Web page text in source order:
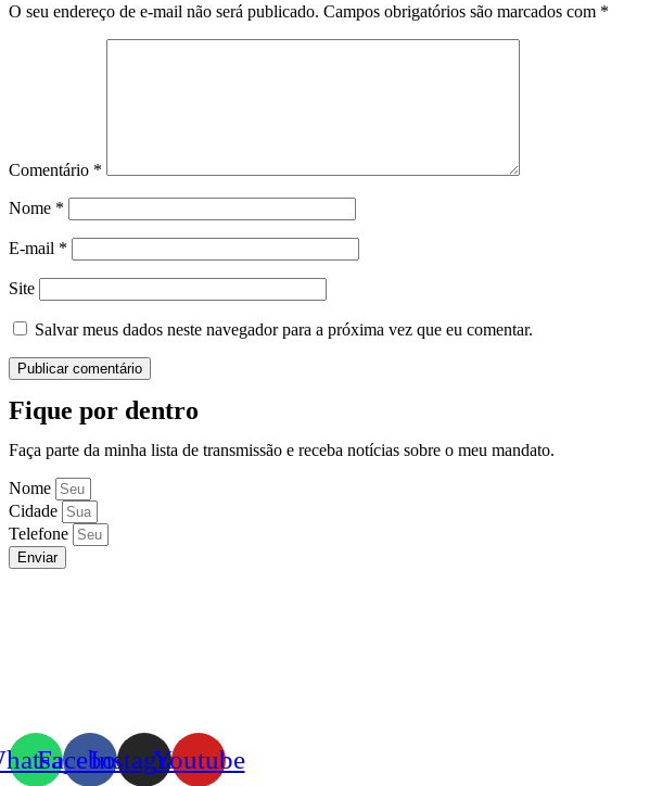
O seu endereço de e-mail não será publicado. Campos obrigatórios são marcados com *
Comentário *
Nome *
E-mail *
Site
Salvar meus dados neste navegador para a próxima vez que eu comentar.
Fique por dentro
Faça parte da minha lista de transmissão e receba notícias sobre o meu mandato.
Nome
Cidade
Telefone
Enviar
FacebookInstagramYoutube